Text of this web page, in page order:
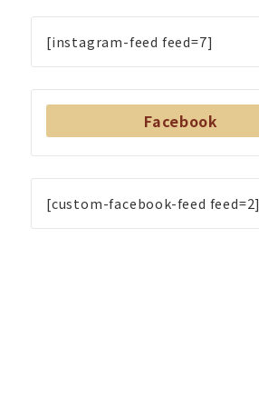
[instagram-feed feed=7]
Facebook
[custom-facebook-feed feed=2]